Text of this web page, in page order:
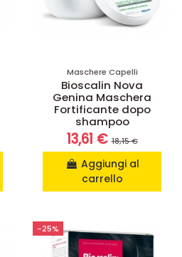
Maschere Capelli
Bioscalin Nova
Genina Maschera
Fortificante dopo
shampoo
13,61 €18,15 €
Aggiungi al
carrello
-25%